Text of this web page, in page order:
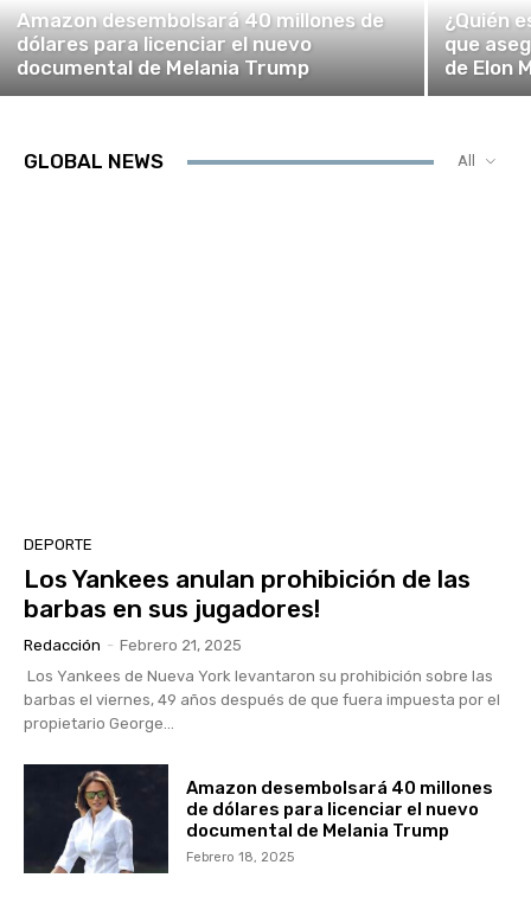
Amazon desembolsará 40 millones de
dólares para licenciar el nuevo
documental de Melania Trump
¿Quién
que
de Elon
GLOBAL NEWS All
DEPORTE
Los Yankees anulan prohibición de las
barbas en sus jugadores!
Redacción - Febrero 21, 2025
Los Yankees de Nueva York levantaron su prohibición sobre las
barbas el viernes, 49 años después de que fuera impuesta por el
propietario George...
Amazon desembolsará 40 millones
de dólares para licenciar el nuevo
documental de Melania Trump
Febrero 18, 2025